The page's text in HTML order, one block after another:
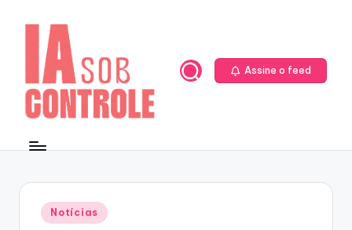
Assine o feed
Posted
in
Notícias